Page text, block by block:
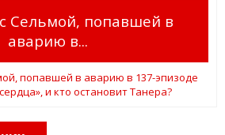
Сельмой, попавшей в
аварию в...